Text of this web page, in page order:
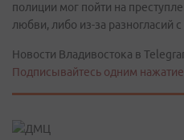
полиции мог пойти на
любви, либо из-за разногласий
Новости Владивостока в
Подписывайтесь одним